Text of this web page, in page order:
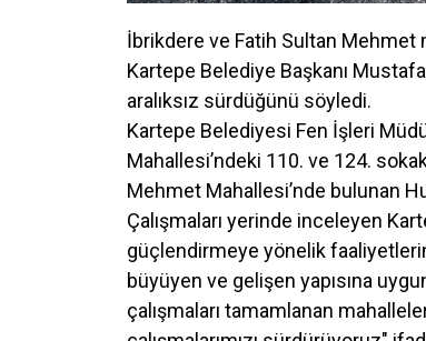
İbrikdere ve Fatih Sultan Mehmet
Kartepe Belediye Başkanı
aralıksız sürdüğünü söyledi.
Kartepe Belediyesi Fen İşleri
Mahallesi’ndeki 110. ve 124.
Mehmet Mahallesi’nde bulunan
Çalışmaları yerinde inceleyen
güçlendirmeye yönelik
büyüyen ve gelişen yapısına
çalışmaları tamamlanan